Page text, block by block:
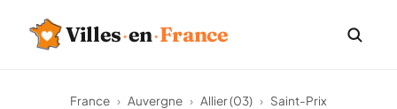
Villes·en·France
France › Auvergne › Allier (03) › Saint-Prix